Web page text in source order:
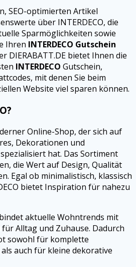
SEO-optimierten Artikel
über INTERDECO, die
Sparmöglichkeiten sowie
Ihren INTERDECO Gutschein
DIERABATT.DE bietet Ihnen die
INTERDECO Gutschein,
mit denen Sie beim
Website viel sparen können.
Online-Shop, der sich auf
Dekorationen und
hat. Das Sortiment
die Wert auf Design, Qualität
Egal ob minimalistisch, klassisch
bietet Inspiration für nahezu
aktuelle Wohntrends mit
Alltag und Zuhause. Dadurch
sowohl für komplette
auch für kleine dekorative